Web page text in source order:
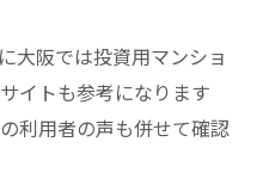
タイプ別メリットを
できる物件選びの方
大阪では投資用マンショ
イトも参考になります
利用者の声も併せて確認